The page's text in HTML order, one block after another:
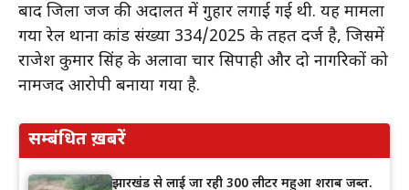
बाद जिला जज की अदालत में गुहार लगाई गई थी. यह मामला
गया रेल थाना कांड संख्या 334/2025 के तहत दर्ज है, जिसमें
राजेश कुमार सिंह के अलावा चार सिपाही और दो नागरिकों को
नामजद आरोपी बनाया गया है.
सम्बंधित ख़बरें
झारखंड से लाई जा रही 300 लीटर महुआ शराब जब्त.